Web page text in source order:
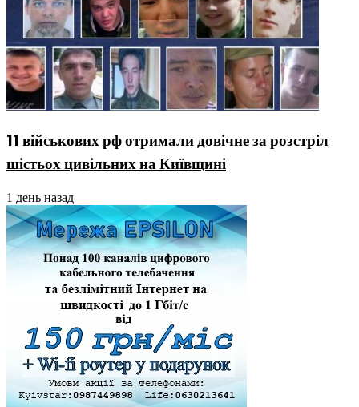
11 військових рф отримали довічне за розстріл
шістьох цивільних на Київщині
1 день назад